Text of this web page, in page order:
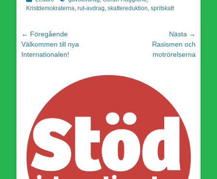
Kristdemokraterna rut-avdrag skattereduktion spritskatt
Inläggsnavigering
← Föregående
Föregående
inlägg:
Välkommen till nya
Internationalen!
Nästa →
Rasismen och
motrörelserna